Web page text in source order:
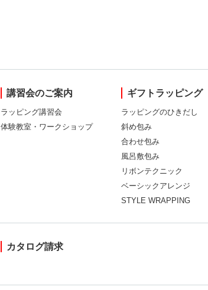
講習会のご案内
ラッピング講習会
体験教室・ワークショップ
ギフトラッピング
ラッピングのひきだし
斜め包み
合わせ包み
風呂敷包み
リボンテクニック
ベーシックアレンジ
STYLE WRAPPING
カタログ請求